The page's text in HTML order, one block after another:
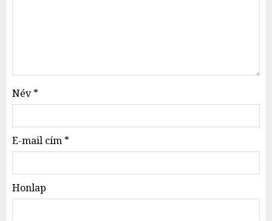
Név*
E-mail cím *
Honlap